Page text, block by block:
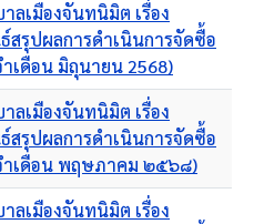
ลเมืองจันทนิมิต เรื่อง
สรุปผลการดำเนินการจัดซื้อ
เดือน มิถุนายน 2568)
ลเมืองจันทนิมิต เรื่อง
สรุปผลการดำเนินการจัดซื้อ
ำเดือน พฤษภาคม ๒๕๖๘)
ลเมืองจันทนิมิต เรื่อง